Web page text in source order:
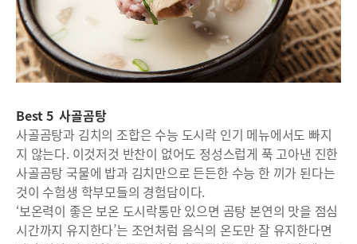
Best 5 사골곰탕
사골곰탕과 김치의 조합은 수능 도시락 인기 메뉴에서도 빠지
지 않는다. 이것저것 반찬이 없어도 정성스럽게 푹 고아낸 진한
사골곰탕 국물에 밥과 김치만으로 든든한 수능 한 끼가 된다는
것이 수험생 학부모들의 경험담이다.
‘보온력이 좋은 보온 도시락통만 있으면 곰탕 본연의 맛을 점심
시간까지 유지한다’는 조언처럼 음식의 온도만 잘 유지한다면